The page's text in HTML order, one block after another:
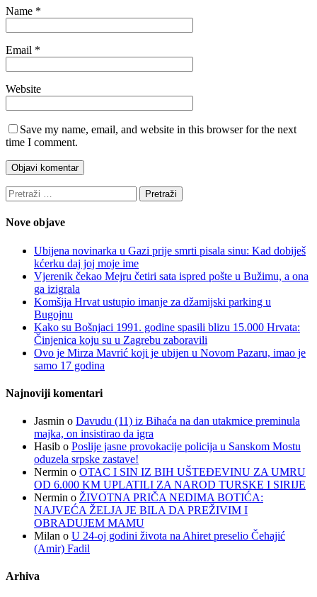
Name *
Email *
Website
Save my name, email, and website in this browser for the next
time I comment.
Pretraži:
Nove objave
Ubijena novinarka u Gazi prije smrti pisala sinu: Kad dobiješ
kćerku daj joj moje ime
Vjerenik čekao Mejru četiri sata ispred pošte u Bužimu, a ona
ga izigrala
Komšija Hrvat ustupio imanje za džamijski parking u
Bugojnu
Kako su Bošnjaci 1991. godine spasili blizu 15.000 Hrvata:
Činjenica koju su u Zagrebu zaboravili
Ovo je Mirza Mavrić koji je ubijen u Novom Pazaru, imao je
samo 17 godina
Najnoviji komentari
Jasmin o Davudu (11) iz Bihaća na dan utakmice preminula
majka, on insistirao da igra
Hasib o Poslije jasne provokacije policija u Sanskom Mostu
oduzela srpske zastave!
Nermin o OTAC I SIN IZ BIH UŠTEĐEVINU ZA UMRU
OD 6.000 KM UPLATILI ZA NAROD TURSKE I SIRIJE
Nermin o ŽIVOTNA PRIČA NEDIMA BOTIĆA:
NAJVEĆA ŽELJA JE BILA DA PREŽIVIM I
OBRADUJEM MAMU
Milan o U 24-oj godini života na Ahiret preselio Čehajić
(Amir) Fadil
Arhiva